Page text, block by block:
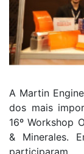
A Martin
dos mais
16º Workshop
& Minerales.